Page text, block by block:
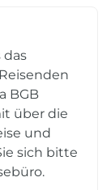
BGB
über die
und
sich bitte